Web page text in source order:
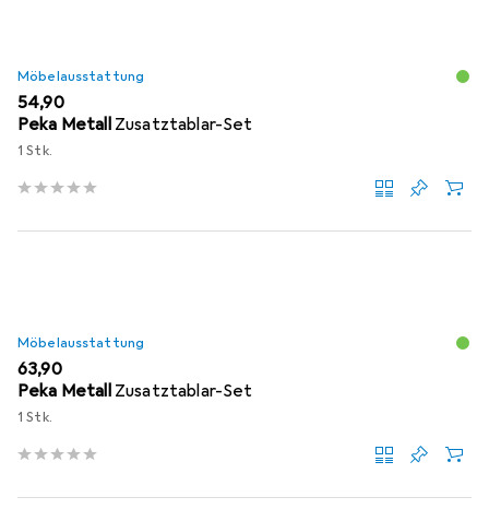
Möbelausstattung
EUR
54,90
Peka Metall Zusatztablar-Set
1 Stk.
Möbelausstattung
EUR
63,90
Peka Metall Zusatztablar-Set
1 Stk.